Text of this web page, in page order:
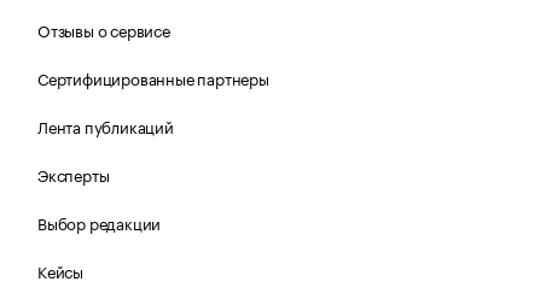
Отзывы о сервисе
Сертифицированные партнеры
Лента публикаций
Эксперты
Выбор редакции
Кейсы